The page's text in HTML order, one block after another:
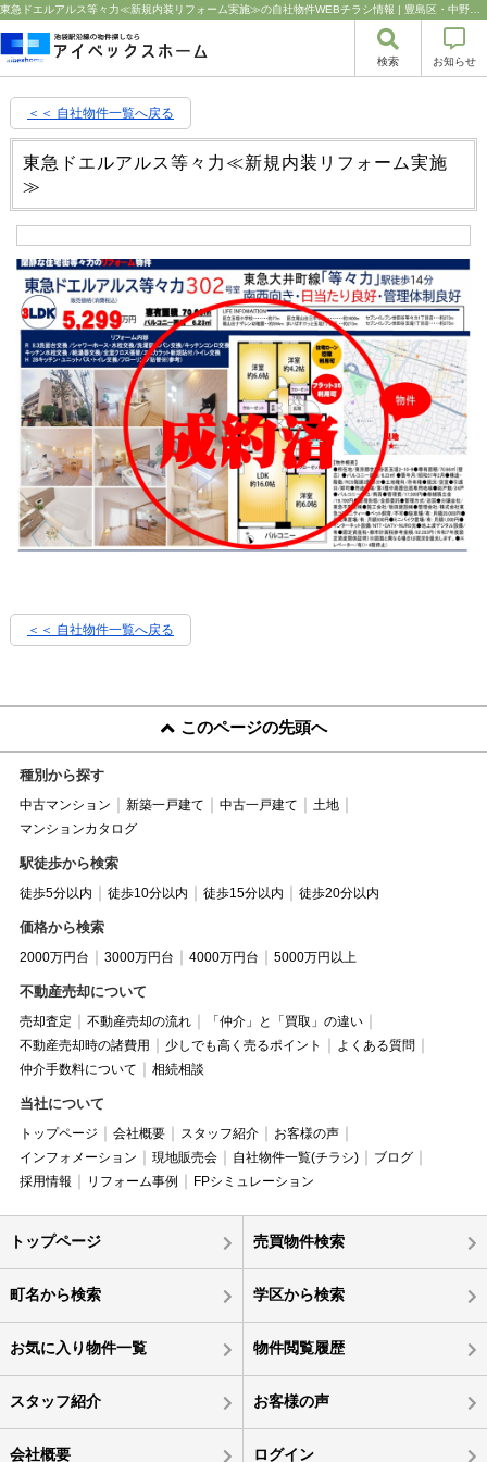
検索 お知らせ
＜＜ 自社物件一覧へ戻る
東急ドエルアルス等々力≪新規内装リフォーム実施
≫
＜＜ 自社物件一覧へ戻る
このページの先頭へ
種別から探す
中古マンション 新築一戸建て 中古一戸建て
土地
マンションカタログ
駅徒歩から検索
徒歩5分以内 徒歩10分以内 徒歩15分以内 徒歩20分以内
価格から検索
2000万円台 3000万円台 4000万円台 5000万円以上
不動産売却について
売却査定 不動産売却の流れ
「仲介」と「買取」の違い
不動産売却時の諸費用
少しでも高く売るポイント
よくある質問
仲介手数料について
相続相談
当社について
トップページ 会社概要 スタッフ紹介
お客様の声
インフォメーション
現地販売会 自社物件一覧(チラシ)
ブログ
採用情報
リフォーム事例 FPシミュレーション
トップページ 売買物件検索
町名から検索 学区から検索
お気に入り物件一覧 物件閲覧履歴
スタッフ紹介 お客様の声
会社概要 ログイン